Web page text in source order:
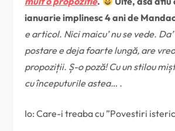
ianuarie implinesc 4 ani de
e articol. Nici maicu’ nu se vede.
postare e deja foarte lungă, are
propoziții. Ș-o poză! Cu un stilou
cu începuturile astea… .
Io: Care-i treaba cu ”Povestiri